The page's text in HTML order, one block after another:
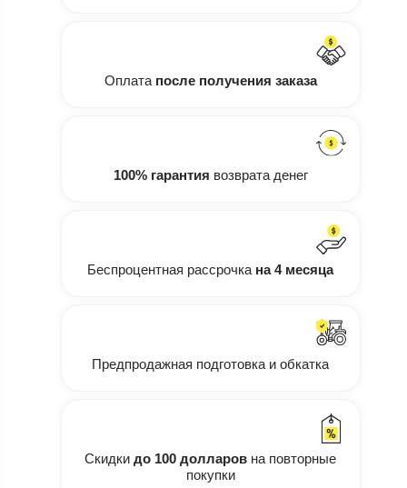
Оплата после получения заказа
100% гарантия возврата денег
Беспроцентная рассрочка на 4 месяца
Предпродажная подготовка и обкатка
Скидкидо 100 долларов на повторные
покупки